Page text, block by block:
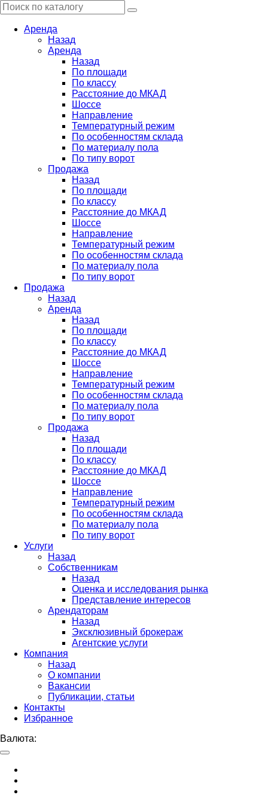
Аренда
Назад
Аренда
Назад
По площади
По классу
Расстояние до МКАД
Шоссе
Направление
Температурный режим
По особенностям склада
По материалу пола
По типу ворот
Продажа
Назад
По площади
По классу
Расстояние до МКАД
Шоссе
Направление
Температурный режим
По особенностям склада
По материалу пола
По типу ворот
Продажа
Назад
Аренда
Назад
По площади
По классу
Расстояние до МКАД
Шоссе
Направление
Температурный режим
По особенностям склада
По материалу пола
По типу ворот
Продажа
Назад
По площади
По классу
Расстояние до МКАД
Шоссе
Направление
Температурный режим
По особенностям склада
По материалу пола
По типу ворот
Услуги
Назад
Собственникам
Назад
Оценка и исследования рынка
Представление интересов
Арендаторам
Назад
Эксклюзивный брокераж
Агентские услуги
Компания
Назад
О компании
Вакансии
Публикации, статьи
Контакты
Избранное
Валюта: